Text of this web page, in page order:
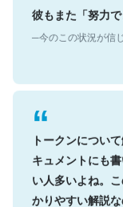
彼もまた「努力
トークンについ
キュメントにも
い人多いよね。
かりやすい解説